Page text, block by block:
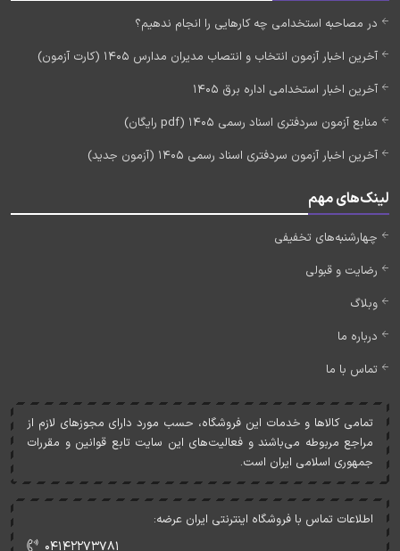
در مصاحبه استخدامی چه کارهایی را انجام ندهیم؟
آخرین اخبار آزمون انتخاب و انتصاب مدیران مدارس 1405 (کارت آزمون)
آخرین اخبار استخدامی اداره برق 1405
منابع آزمون سردفتری اسناد رسمی 1405 (pdf رایگان)
آخرین اخبار آزمون سردفتری اسناد رسمی 1405 (آزمون جدید)
لینک‌های مهم
چهارشنبه‌های تخفیفی
رضایت و قبولی
وبلاگ
درباره ما
تماس با ما
تمامی کالاها و خدمات اين فروشگاه، حسب مورد دارای مجوزهای لازم از
مراجع مربوطه می‌باشند و فعاليت‌های اين سايت تابع قوانين و مقررات
جمهوری اسلامی ايران است.
اطلاعات تماس با فروشگاه اینترنتی ایران عرضه:
۰۴۱۴۲۲۷۳۷۸۱